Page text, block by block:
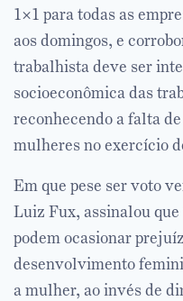
1×1 para todas as
aos domingos, e
trabalhista deve ser
socioeconômica das
reconhecendo a falta
mulheres no exercício
Em que pese ser voto
Luiz Fux, assinalou
podem ocasionar
desenvolvimento
a mulher, ao invés de